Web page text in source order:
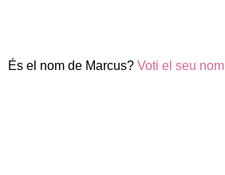
És el nom de Marcus? Voti el seu nom